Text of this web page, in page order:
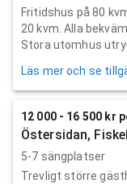
Fritidshus på 80
20 kvm. Alla
Stora utomhus
Läs mer och se
12 000 - 16 500 kr
Östersidan,
5-7 sängplatser
Trevligt större